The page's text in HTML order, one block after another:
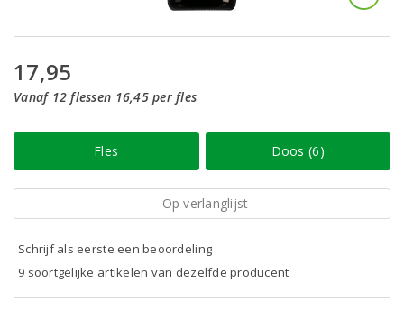
17,95
Vanaf 12 flessen 16,45 per fles
Fles Doos (6)
Op verlanglijst
Schrijf als eerste een beoordeling
9 soortgelijke artikelen van dezelfde producent